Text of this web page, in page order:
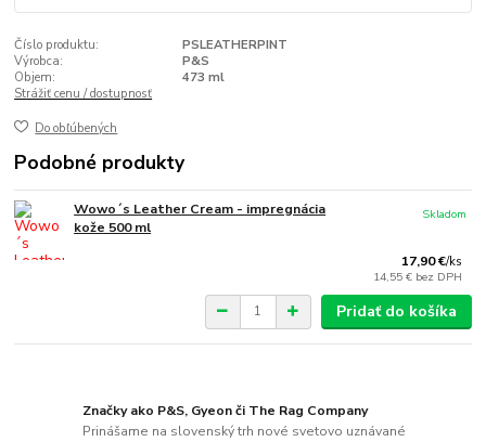
Číslo produktu:
PSLEATHERPINT
Výrobca:
P&S
Objem:
473 ml
Strážiť cenu / dostupnosť
Do obľúbených
Podobné produkty
Wowo´s Leather Cream - impregnácia
kože 500 ml
17,90 €/ks
14,55 € bez DPH
Skladom
Pridať do košíka
Značky ako P&S, Gyeon či The Rag Company
Prinášame na slovenský trh nové svetovo uznávané